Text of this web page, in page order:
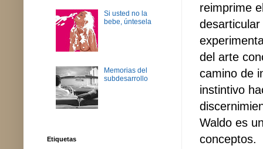
reimprime
del arte
camino de
instintivo
Waldo es
conceptos.
Si usted no la
bebe, úntesela
Memorias del
subdesarrollo
Etiquetas